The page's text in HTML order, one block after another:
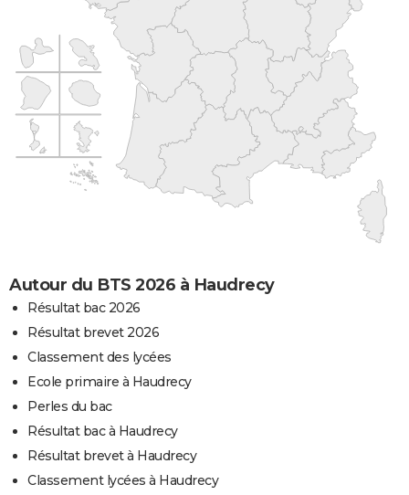
Autour du BTS 2026 à Haudrecy
Résultat bac 2026
Résultat brevet 2026
Classement des lycées
Ecole primaire à Haudrecy
Perles du bac
Résultat bac à Haudrecy
Résultat brevet à Haudrecy
Classement lycées à Haudrecy